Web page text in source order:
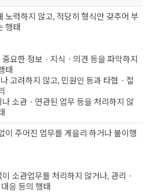
노력하지 않고, 적당히 형식만 갖추어 부
행태
요한 정보ㆍ지식ㆍ의견 등을 파악하지
태
고려하지 않고, 민원인 등과 타협ㆍ절
나 소관ㆍ연관된 업무 등을 처리하지 않
이 주어진 업무를 게을리 하거나 불이행
소관업무를 처리하지 않거나, 관리ㆍ
응 등의 행태